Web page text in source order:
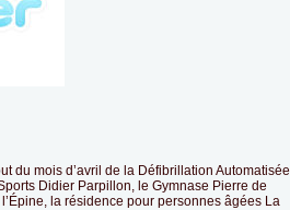
du mois d’avril de la Défibrillation Automatisée
Didier Parpillon, le Gymnase Pierre de
la résidence pour personnes âgées La